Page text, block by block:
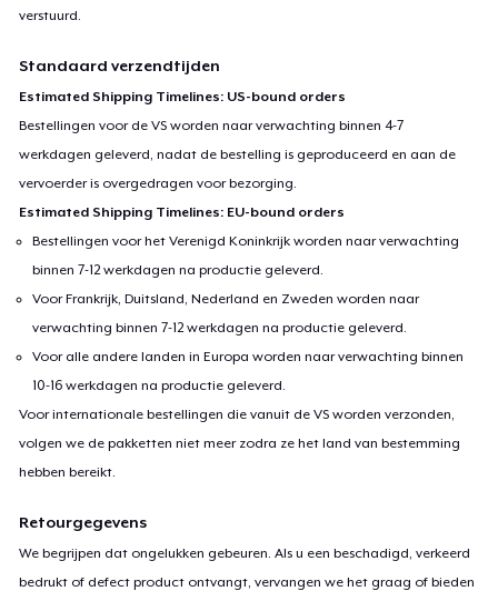
verstuurd.
Standaard verzendtijden
Estimated Shipping Timelines: US-bound orders
Bestellingen voor de VS worden naar verwachting binnen 4-7
werkdagen geleverd, nadat de bestelling is geproduceerd en aan de
vervoerder is overgedragen voor bezorging.
Estimated Shipping Timelines: EU-bound orders
Bestellingen voor het Verenigd Koninkrijk worden naar verwachting
binnen 7-12 werkdagen na productie geleverd.
Voor Frankrijk, Duitsland, Nederland en Zweden worden naar
verwachting binnen 7-12 werkdagen na productie geleverd.
Voor alle andere landen in Europa worden naar verwachting binnen
10-16 werkdagen na productie geleverd.
Voor internationale bestellingen die vanuit de VS worden verzonden,
volgen we de pakketten niet meer zodra ze het land van bestemming
hebben bereikt.
Retourgegevens
We begrijpen dat ongelukken gebeuren. Als u een beschadigd, verkeerd
bedrukt of defect product ontvangt, vervangen we het graag of bieden